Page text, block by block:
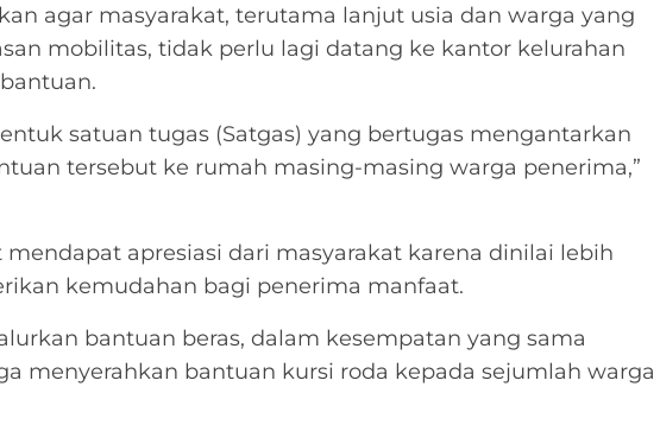
agar masyarakat, terutama lanjut usia dan warga yang
mobilitas, tidak perlu lagi datang ke kantor kelurahan
satuan tugas (Satgas) yang bertugas mengantarkan
tersebut ke rumah masing-masing warga penerima,”
mendapat apresiasi dari masyarakat karena dinilai lebih
kemudahan bagi penerima manfaat.
bantuan beras, dalam kesempatan yang sama
menyerahkan bantuan kursi roda kepada sejumlah warga